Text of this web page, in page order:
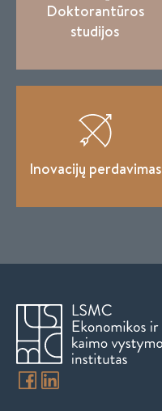
Doktorantūros
studijos
Inovacijų perdavimas